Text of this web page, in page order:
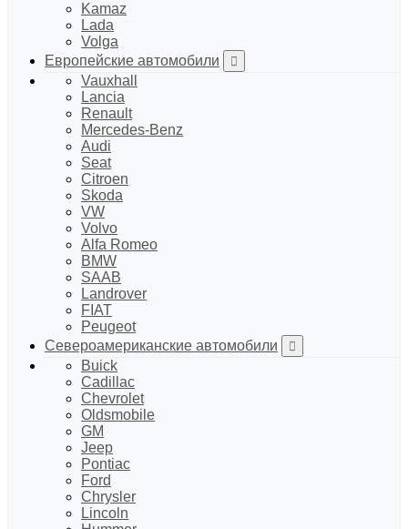
Kamaz
Lada
Volga
Европейские автомобили
Vauxhall
Lancia
Renault
Mercedes-Benz
Audi
Seat
Citroen
Skoda
VW
Volvo
Alfa Romeo
BMW
SAAB
Landrover
FIAT
Peugeot
Североамериканские автомобили
Buick
Cadillac
Chevrolet
Oldsmobile
GM
Jeep
Pontiac
Ford
Chrysler
Lincoln